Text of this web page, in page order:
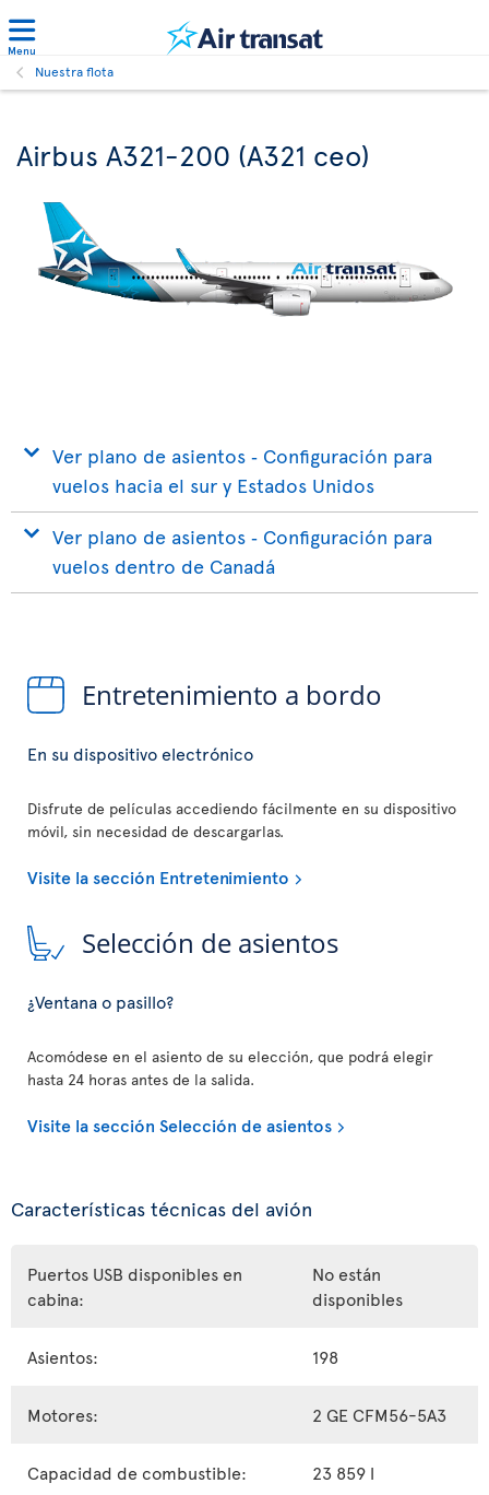
Menu
Nuestra flota
Airbus A321-200 (A321 ceo)
Ver plano de asientos ‐ Configuración para
vuelos hacia el sur y Estados Unidos
Ver plano de asientos ‐ Configuración para
vuelos dentro de Canadá
Entretenimiento a bordo
En su dispositivo electrónico
Disfrute de películas accediendo fácilmente en su dispositivo
móvil, sin necesidad de descargarlas.
Visite la sección Entretenimiento
Selección de asientos
¿Ventana o pasillo?
Acomódese en el asiento de su elección, que podrá elegir
hasta 24 horas antes de la salida.
Visite la sección Selección de asientos
Características técnicas del avión
Puertos USB disponibles en
cabina:
No están
disponibles
Asientos: 198
Motores: 2 GE CFM56-5A3
Capacidad de combustible: 23 859 l